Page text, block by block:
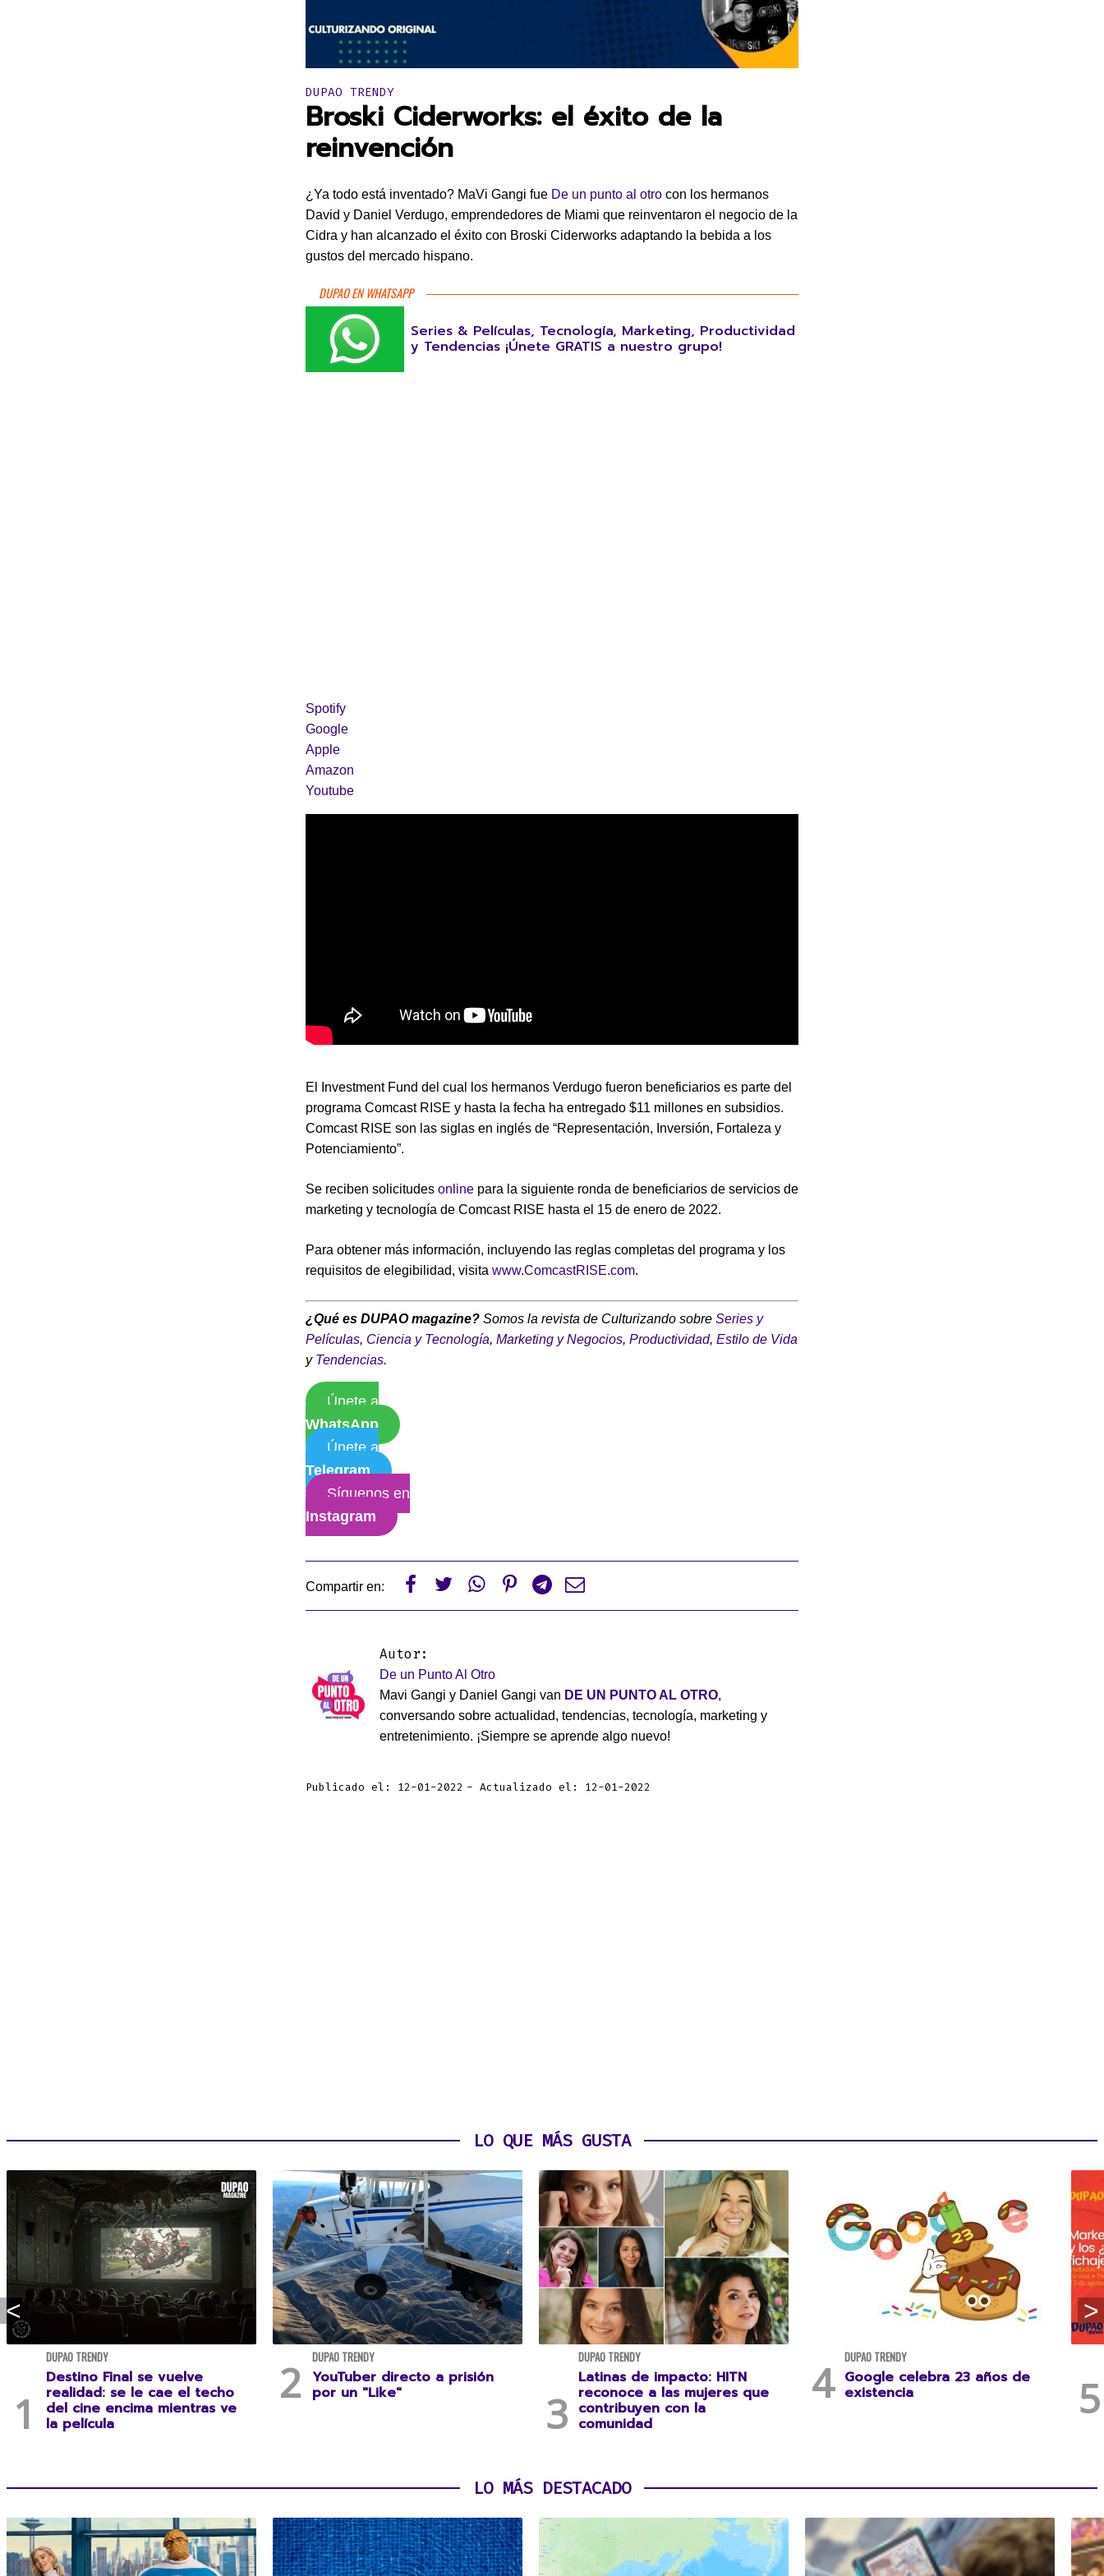
Publicado en:
DUPAO TRENDY
Broski Ciderworks: el éxito de la
reinvención
¿Ya todo está inventado? MaVi Gangi fue De un punto al otro con los hermanos
David y Daniel Verdugo, emprendedores de Miami que reinventaron el negocio de la
Cidra y han alcanzado el éxito con Broski Ciderworks adaptando la bebida a los
gustos del mercado hispano.
DUPAO EN WHATSAPP
Series & Películas, Tecnología, Marketing, Productividad
y Tendencias ¡Únete GRATIS a nuestro grupo!
Spotify
Google
Apple
Amazon
Youtube
El Investment Fund del cual los hermanos Verdugo fueron beneficiarios es parte del
programa Comcast RISE y hasta la fecha ha entregado $11 millones en subsidios.
Comcast RISE son las siglas en inglés de “Representación, Inversión, Fortaleza y
Potenciamiento”.
Se reciben solicitudes online para la siguiente ronda de beneficiarios de servicios de
marketing y tecnología de Comcast RISE hasta el 15 de enero de 2022.
Para obtener más información, incluyendo las reglas completas del programa y los
requisitos de elegibilidad, visita www.ComcastRISE.com.
¿Qué es DUPAO magazine? Somos la revista de Culturizando sobre Series y
Películas, Ciencia y Tecnología, Marketing y Negocios, Productividad, Estilo de Vida
y Tendencias.
Únete a
WhatsApp
Únete a
Telegram
Síguenos en
Instagram
Compartir en:      
Autor:
De un Punto Al Otro
Mavi Gangi y Daniel Gangi van DE UN PUNTO AL OTRO,
conversando sobre actualidad, tendencias, tecnología, marketing y
entretenimiento. ¡Siempre se aprende algo nuevo!
Publicado el: 12-01-2022 Actualizado el: 12-01-2022
LO QUE MÁS GUSTA
DUPAO TRENDY
Destino Final se vuelve
realidad: se le cae el techo
del cine encima mientras ve
la película
DUPAO TRENDY
YouTuber directo a prisión
por un "Like"
DUPAO TRENDY
Latinas de impacto: HITN
reconoce a las mujeres que
contribuyen con la
comunidad
DUPAO TRENDY
Google celebra 23 años de
existencia
LO MÁS DESTACADO